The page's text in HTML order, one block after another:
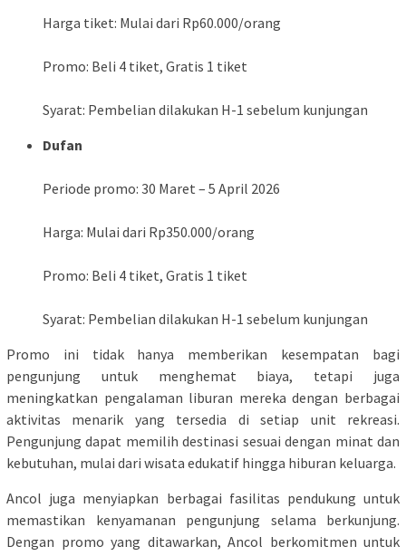
Harga tiket: Mulai dari Rp60.000/orang
Promo: Beli 4 tiket, Gratis 1 tiket
Syarat: Pembelian dilakukan H-1 sebelum kunjungan
Dufan
Periode promo: 30 Maret – 5 April 2026
Harga: Mulai dari Rp350.000/orang
Promo: Beli 4 tiket, Gratis 1 tiket
Syarat: Pembelian dilakukan H-1 sebelum kunjungan
Promo ini tidak hanya memberikan kesempatan bagi
pengunjung untuk menghemat biaya, tetapi juga
meningkatkan pengalaman liburan mereka dengan berbagai
aktivitas menarik yang tersedia di setiap unit rekreasi.
Pengunjung dapat memilih destinasi sesuai dengan minat dan
kebutuhan, mulai dari wisata edukatif hingga hiburan keluarga.
Ancol juga menyiapkan berbagai fasilitas pendukung untuk
memastikan kenyamanan pengunjung selama berkunjung.
Dengan promo yang ditawarkan, Ancol berkomitmen untuk